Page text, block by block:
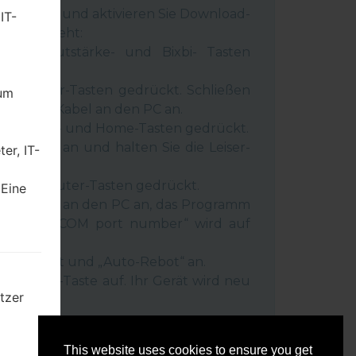
This website uses cookies to ensure you get
aus und aktivieren Sie Download-
es geht:
, Lautstärke- und Bixbi- Tasten
Leiser-Tasten gedrückt. Schließen
USB-Kabel an den PC an.
, Lauter- und Home-Tasten gedrückt.
Kabel an und halten Sie die Leiser-
und Lauter-Tasten gedrückt.
Telefon an den PC an, das Programm
IT-